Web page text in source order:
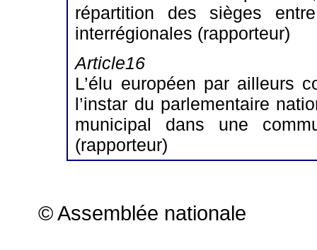
répartition des sièges
interrégionales (rapporteur)
Article16
L’élu européen par ailleurs
l’instar du parlementaire
municipal dans une
(rapporteur)
© Assemblée nationale